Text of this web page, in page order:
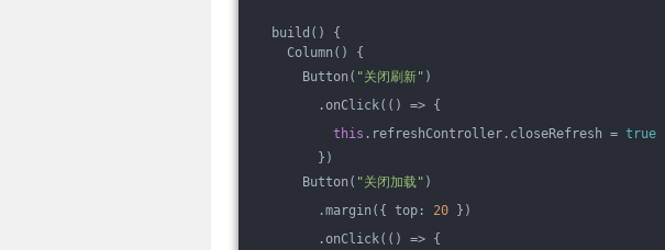
build() {
Column() {
Button( "关闭刷新" )
.onClick( () => {
this .refreshController.closeRefresh = true
})
Button( "关闭加载" )
.margin({ top: 20 })
.onClick( () => {